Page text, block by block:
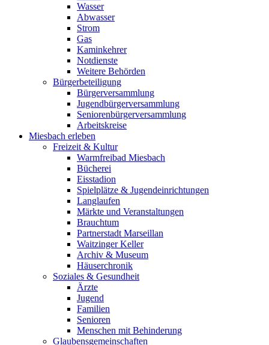
Wasser
Abwasser
Strom
Gas
Kaminkehrer
Notdienste
Weitere Behörden
Bürgerbeteiligung
Bürgerversammlung
Jugendbürgerversammlung
Seniorenbürgerversammlung
Arbeitskreise
Miesbach erleben
Freizeit & Kultur
Warmfreibad Miesbach
Bücherei
Eisstadion
Spielplätze & Jugendeinrichtungen
Langlaufen
Märkte und Veranstaltungen
Brauchtum
Partnerstadt Marseillan
Waitzinger Keller
Archiv & Museum
Häuserchronik
Soziales & Gesundheit
Ärzte
Jugend
Familien
Senioren
Menschen mit Behinderung
Glaubensgemeinschaften